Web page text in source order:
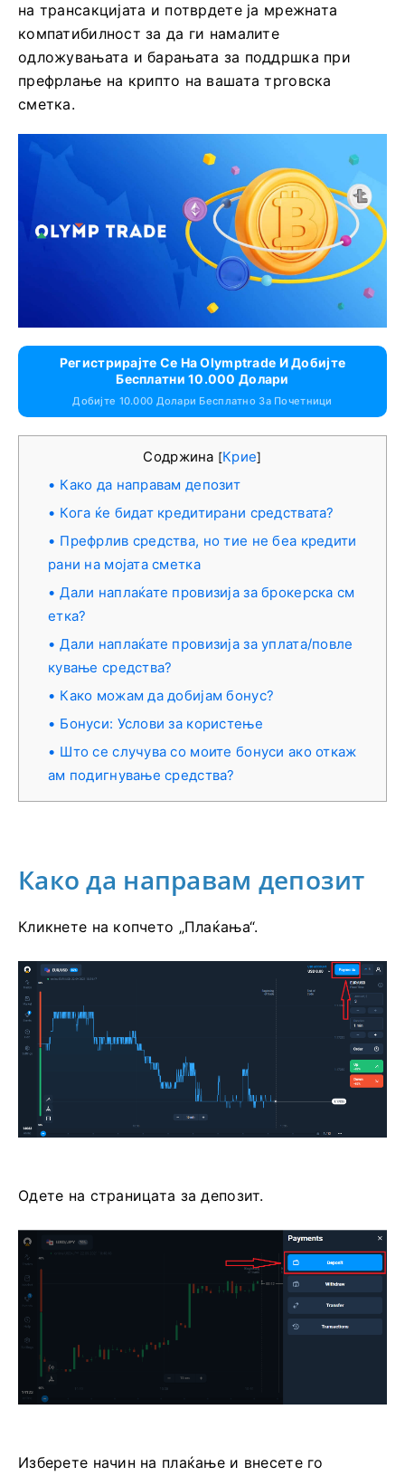
на трансакцијата и потврдете ја мрежната
компатибилност за да ги намалите
одложувањата и барањата за поддршка при
префрлање на крипто на вашата трговска
сметка.
Регистрирајте Се На Olymptrade И Добијте
Бесплатни 10.000 Долари
Добијте 10.000 Долари Бесплатно За Почетници
Содржина [Крие]
Како да направам депозит
Кога ќе бидат кредитирани средствата?
Префрлив средства, но тие не беа кредити
рани на мојата сметка
Дали наплаќате провизија за брокерска см
етка?
Дали наплаќате провизија за уплата/повле
кување средства?
Како можам да добијам бонус?
Бонуси: Услови за користење
Што се случува со моите бонуси ако откаж
ам подигнување средства?
Како да направам депозит
Кликнете на копчето „Плаќања“.
Одете на страницата за депозит.
Изберете начин на плаќање и внесете го